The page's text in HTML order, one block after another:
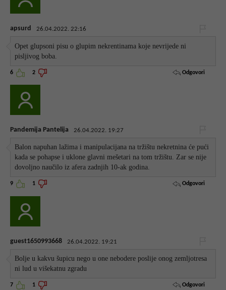
apsurd 26.04.2022. 22:16
Opet glupsoni pisu o glupim nekrentinama koje nevrijede ni
pisljivog boba.
6 2 Odgovori
Pandemija Pantelija 26.04.2022. 19:27
Balon napuhan lažima i manipulacijana na tržištu nekretnina će pući
kada se pohapse i uklone glavni mešetari na tom tržištu. Zar se nije
dovoljno naučilo iz afera zadnjih 10-ak godina.
9 1 Odgovori
guest1650993668 26.04.2022. 19:21
Bolje u kakvu šupicu nego u one nebodere poslije onog zemljotresa
ni lud u višekatnu zgradu
7 1 Odgovori